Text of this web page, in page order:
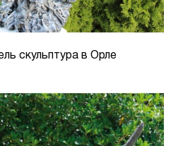
скульптура в Орле